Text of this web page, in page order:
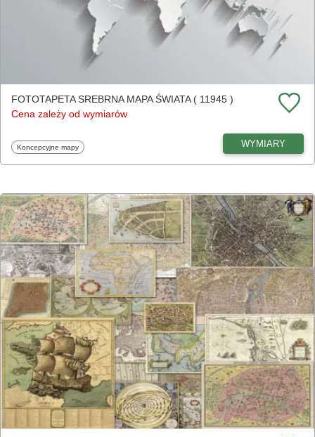
FOTOTAPETA SREBRNA MAPA ŚWIATA ( 11945 )
Cena zależy od wymiarów
Fototapety
Koncepcyjne mapy WYMIARY